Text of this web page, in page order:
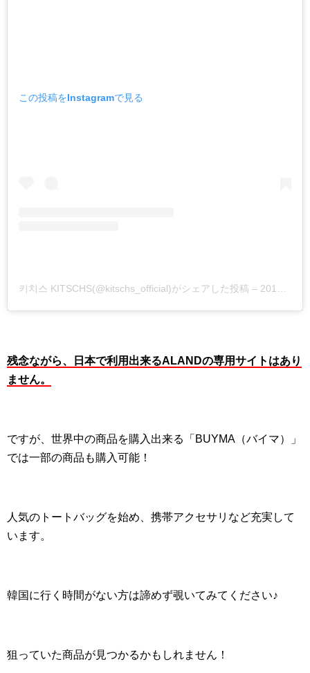
この投稿をInstagramで見る
키치스 KITSCHS(@kitschs_official)がシェアした投稿 – 2019年 5月月18日午後11時22分PDT
残念ながら、日本で利用出来るALANDの専用サイトはあり
ません。
ですが、世界中の商品を購入出来る「BUYMA（バイマ）」
では一部の商品も購入可能！
人気のトートバッグを始め、携帯アクセサリなど充実して
います。
韓国に行く時間がない方は諦めず覗いてみてください♪
狙っていた商品が見つかるかもしれません！